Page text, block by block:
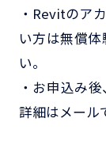
・Revitのア
い方は無償
い。
・お申込み
詳細はメール